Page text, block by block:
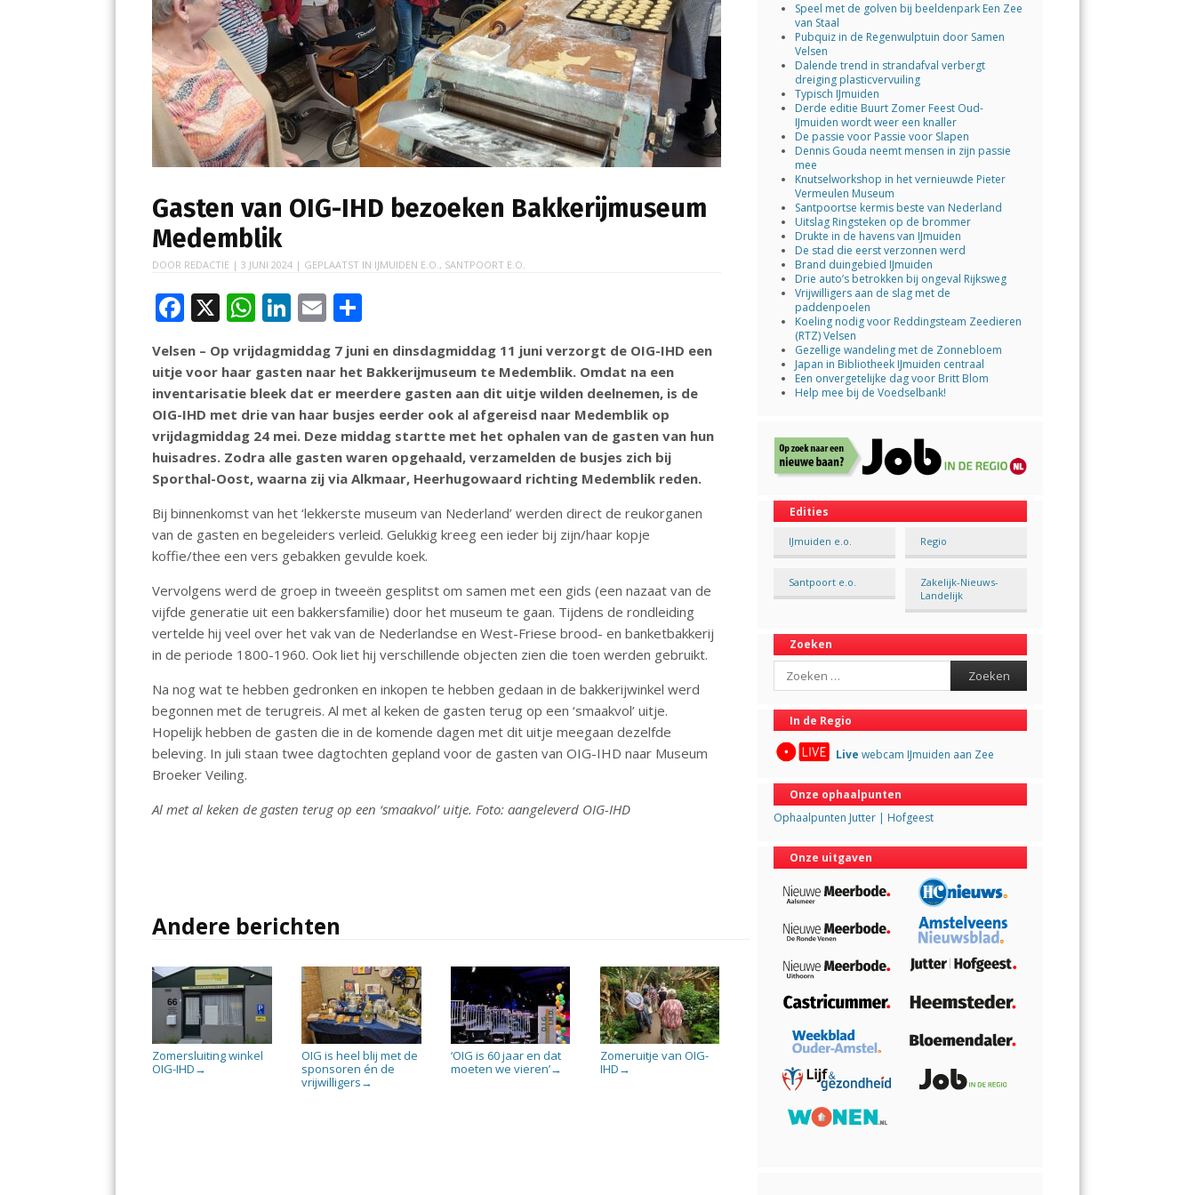
Gasten van OIG-IHD bezoeken Bakkerijmuseum
Medemblik
DOOR REDACTIE |3 JUNI 2024 | GEPLAATST IN IJMUIDEN E.O., SANTPOORT E.O.
F
ac
e
b
o
o
k
X W
h
at
s
A
p
p
Li
n
k
e
dI
n
E
m
ai
l
e
n
Velsen – Op vrijdagmiddag 7 juni en dinsdagmiddag 11 juni verzorgt de OIG-IHD een
uitje voor haar gasten naar het Bakkerijmuseum te Medemblik. Omdat na een
inventarisatie bleek dat er meerdere gasten aan dit uitje wilden deelnemen, is de
OIG-IHD met drie van haar busjes eerder ook al afgereisd naar Medemblik op
vrijdagmiddag 24 mei. Deze middag startte met het ophalen van de gasten van hun
huisadres. Zodra alle gasten waren opgehaald, verzamelden de busjes zich bij
Sporthal-Oost, waarna zij via Alkmaar, Heerhugowaard richting Medemblik reden.
Bij binnenkomst van het ‘lekkerste museum van Nederland’ werden direct de reukorganen
van de gasten en begeleiders verleid. Gelukkig kreeg een ieder bij zijn/haar kopje
koffie/thee een vers gebakken gevulde koek.
Vervolgens werd de groep in tweeën gesplitst om samen met een gids (een nazaat van de
vijfde generatie uit een bakkersfamilie) door het museum te gaan. Tijdens de rondleiding
vertelde hij veel over het vak van de Nederlandse en West-Friese brood- en banketbakkerij
in de periode 1800-1960. Ook liet hij verschillende objecten zien die toen werden gebruikt.
Na nog wat te hebben gedronken en inkopen te hebben gedaan in de bakkerijwinkel werd
begonnen met de terugreis. Al met al keken de gasten terug op een ‘smaakvol’ uitje.
Hopelijk hebben de gasten die in de komende dagen met dit uitje meegaan dezelfde
beleving. In juli staan twee dagtochten gepland voor de gasten van OIG-IHD naar Museum
Broeker Veiling.
Al met al keken de gasten terug op een ‘smaakvol’ uitje. Foto: aangeleverd OIG-IHD
Andere berichten
Zomersluiting winkel
OIG-IHD →
OIG is heel blij met de
sponsoren én de
vrijwilligers →
‘OIG is 60 jaar en dat
moeten we vieren’→
Zomeruitje van OIG-
IHD →
Speel met de golven bij beeldenpark Een Zee
van Staal
Pubquiz in de Regenwulptuin door Samen
Velsen
Dalende trend in strandafval verbergt
dreiging plasticvervuiling
Typisch IJmuiden
Derde editie Buurt Zomer Feest Oud-
IJmuiden wordt weer een knaller
De passie voor Passie voor Slapen
Dennis Gouda neemt mensen in zijn passie
mee
Knutselworkshop in het vernieuwde Pieter
Vermeulen Museum
Santpoortse kermis beste van Nederland
Uitslag Ringsteken op de brommer
Drukte in de havens van IJmuiden
De stad die eerst verzonnen werd
Brand duingebied IJmuiden
Drie auto’s betrokken bij ongeval Rijksweg
Vrijwilligers aan de slag met de
paddenpoelen
Koeling nodig voor Reddingsteam Zeedieren
(RTZ) Velsen
Gezellige wandeling met de Zonnebloem
Japan in Bibliotheek IJmuiden centraal
Een onvergetelijke dag voor Britt Blom
Help mee bij de Voedselbank!
Edities
IJmuiden e.o. Regio
Santpoort e.o.
Zakelijk-Nieuws-
Landelijk
Zoeken
Search
In de Regio
Live webcam IJmuiden aan Zee
Onze ophaalpunten
Ophaalpunten Jutter | Hofgeest
Onze uitgaven